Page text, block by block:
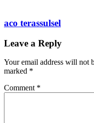
aco terassulsel
Leave a Reply
Your email address will not
marked *
Comment *